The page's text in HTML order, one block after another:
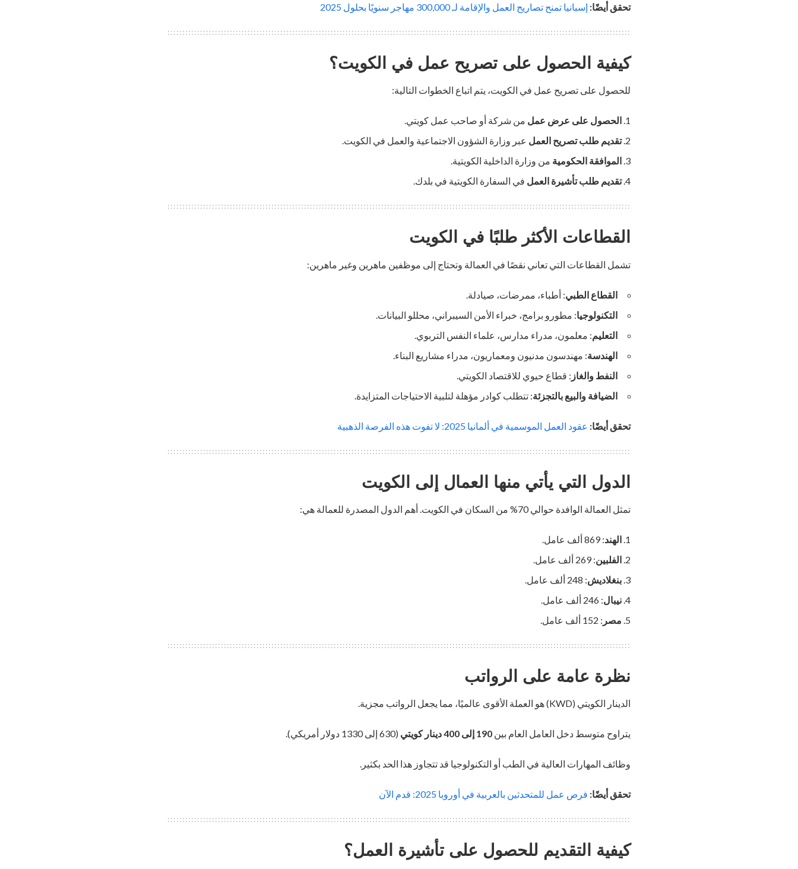
تحقق أيضًا: إسبانيا تمنح تصاريح العمل والإقامة لـ 300,000 مهاجر سنويًا بحلول 2025
كيفية الحصول على تصريح عمل في الكويت؟
للحصول على تصريح عمل في الكويت، يتم اتباع الخطوات التالية:
الحصول على عرض عمل من شركة أو صاحب عمل كويتي.
تقديم طلب تصريح العمل عبر وزارة الشؤون الاجتماعية والعمل في الكويت.
الموافقة الحكومية من وزارة الداخلية الكويتية.
تقديم طلب تأشيرة العمل في السفارة الكويتية في بلدك.
القطاعات الأكثر طلبًا في الكويت
تشمل القطاعات التي تعاني نقصًا في العمالة وتحتاج إلى موظفين ماهرين وغير ماهرين:
القطاع الطبي: أطباء، ممرضات، صيادلة.
التكنولوجيا: مطورو برامج، خبراء الأمن السيبراني، محللو البيانات.
التعليم : معلمون، مدراء مدارس، علماء النفس التربوي.
الهندسة: مهندسون مدنيون ومعماريون، مدراء مشاريع البناء.
النفط والغاز : قطاع حيوي للاقتصاد الكويتي.
الضيافة والبيع بالتجزئة: تتطلب كوادر مؤهلة لتلبية الاحتياجات المتزايدة.
تحقق أيضًا: عقود العمل الموسمية في ألمانيا 2025: لا تفوت هذه الفرصة الذهبية
الدول التي يأتي منها العمال إلى الكويت
تمثل العمالة الوافدة حوالي 70% من السكان في الكويت. أهم الدول المصدرة للعمالة هي:
الهند: 869 ألف عامل.
الفلبين: 269 ألف عامل.
بنغلاديش: 248 ألف عامل.
نيبال: 246 ألف عامل.
مصر : 152 ألف عامل.
نظرة عامة على الرواتب
الدينار الكويتي (KWD) هو العملة الأقوى عالميًا، مما يجعل الرواتب مجزية.
يتراوح متوسط دخل العامل العام بين 190 إلى 400 دينار كويتي (630 إلى 1330 دولار أمريكي).
وظائف المهارات العالية في الطب أو التكنولوجيا قد تتجاوز هذا الحد بكثير.
تحقق أيضًا: فرص عمل للمتحدثين بالعربية في أوروبا 2025: قدم الآن
كيفية التقديم للحصول على تأشيرة العمل؟